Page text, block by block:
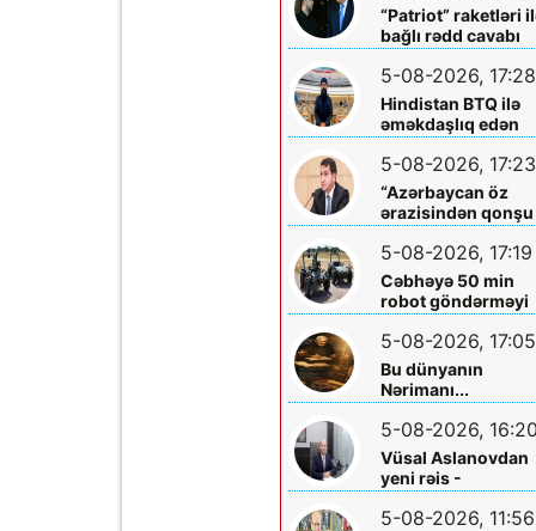
“Patriot” raketləri
bağlı rədd cavabı
aldı
5-08-2026, 17:28
Hindistan BTQ ilə
əməkdaşlıq edən
hüquq
təhdid edib
5-08-2026, 17:23
“Azərbaycan öz
ərazisindən qonşu
ölkəyə qarşı
olunmasına icazə
verməz”
5-08-2026, 17:19
Cəbhəyə 50 min
robot göndərməyi
planlaşdırırlar
5-08-2026, 17:05
Bu dünyanın
Nərimanı...
5-08-2026, 16:20
Vüsal Aslanovdan
yeni rəis -
Təyinatları
5-08-2026, 11:56